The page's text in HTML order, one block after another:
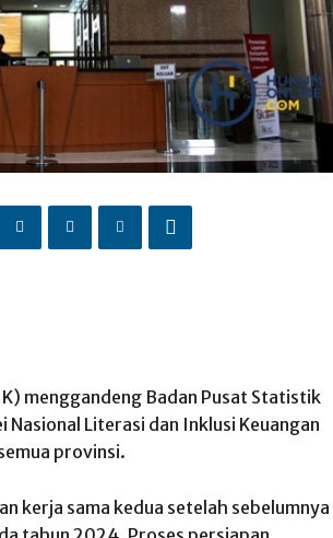
menggandeng Badan Pusat Statistik
Nasional Literasi dan Inklusi Keuangan
provinsi.
kerja sama kedua setelah sebelumnya